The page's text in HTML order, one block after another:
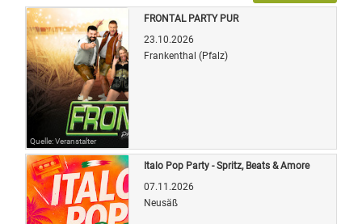
Quelle: Veranstalter
FRONTAL PARTY PUR
23.10.2026
Frankenthal (Pfalz)
Italo Pop Party - Spritz, Beats & Amore
07.11.2026
Neusäß